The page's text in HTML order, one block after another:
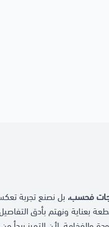
فحسب، بل نصنع تجربة
بعناية ونهتم بأدق